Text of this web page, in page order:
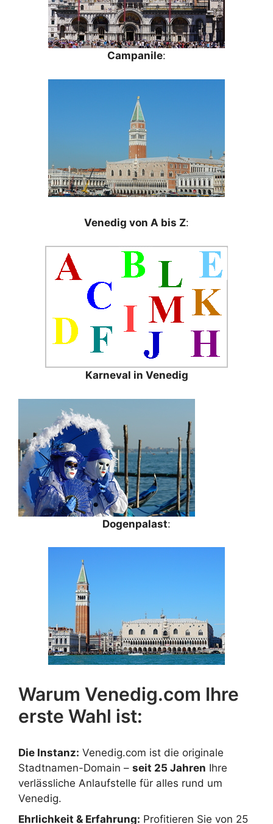
Campanile:
Venedig von A bis Z:
Karneval in Venedig
Dogenpalast:
Warum Venedig.com Ihre
erste Wahl ist:
Die Instanz: Venedig.com ist die originale
Stadtnamen-Domain – seit 25 Jahren Ihre
verlässliche Anlaufstelle für alles rund um
Venedig.
Ehrlichkeit & Erfahrung: Profitieren Sie von 25